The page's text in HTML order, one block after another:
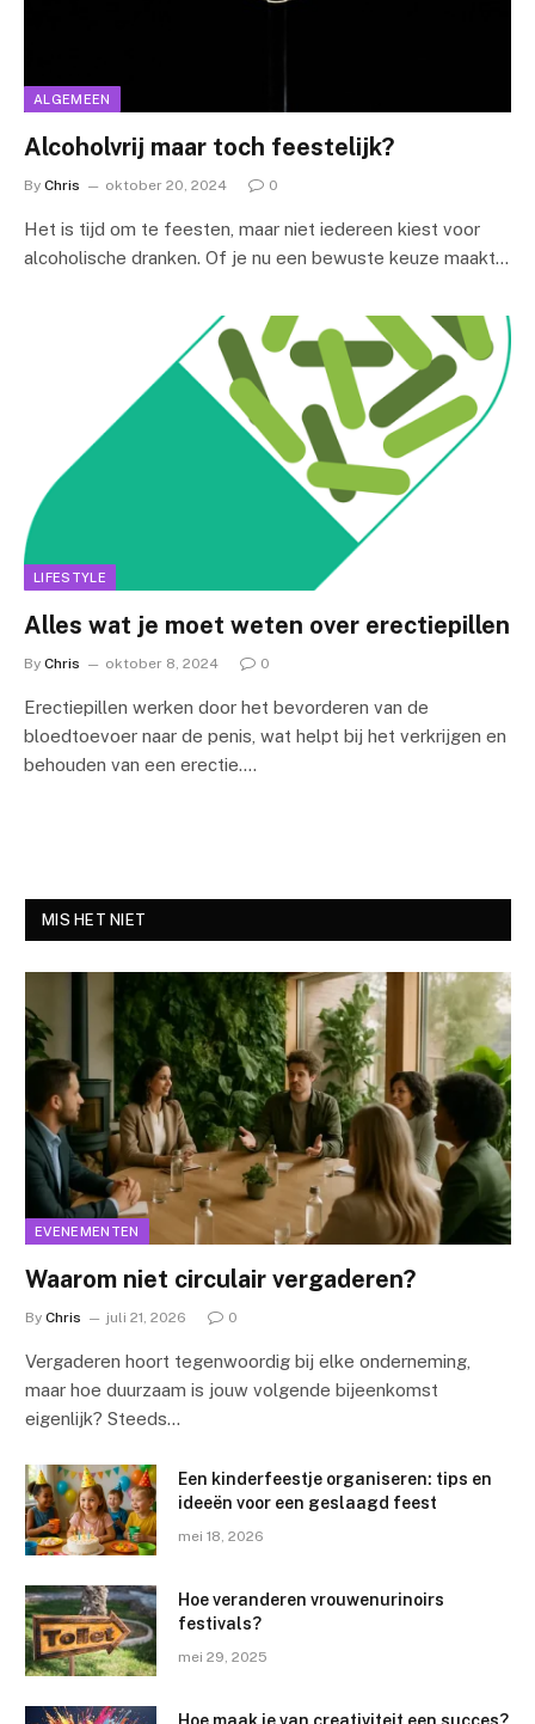
ALGEMEEN
Alcoholvrij maar toch feestelijk?
By Chris oktober 20, 2024 0
Het is tijd om te feesten, maar niet iedereen kiest voor
alcoholische dranken. Of je nu een bewuste keuze maakt…
LIFESTYLE
Alles wat je moet weten over erectiepillen
By Chris oktober 8, 2024 0
Erectiepillen werken door het bevorderen van de
bloedtoevoer naar de penis, wat helpt bij het verkrijgen en
behouden van een erectie.…
MIS HET NIET
EVENEMENTEN
Waarom niet circulair vergaderen?
By Chris juli 21, 2026 0
Vergaderen hoort tegenwoordig bij elke onderneming,
maar hoe duurzaam is jouw volgende bijeenkomst
eigenlijk? Steeds…
Een kinderfeestje organiseren: tips en
ideeën voor een geslaagd feest
mei 18, 2026
Hoe veranderen vrouwenurinoirs
festivals?
mei 29, 2025